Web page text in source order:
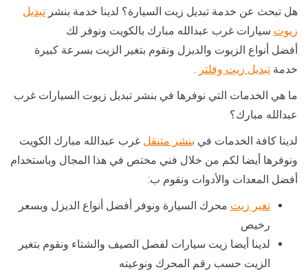
هل تبحث عن خدمة تبديل زيت السيارة؟ لدينا خدمة بنشر تبديل
زيوت سيارات غرب عبدالله مبارك بالكويت ونوفر لك
أفضل أنواع الزيوت والديزل ونقوم بتغير الزيت بسرعة كبيرة
خدمة تبديل زيت وفلتر .
ما هي الخدمات التي نوفرها في بنشر تبديل زيوت السيارات غرب
عبدالله مبارك؟
لدينا كافة الخدمات في بنشر متنقل غرب عبدالله مبارك الكويت
ونوفرها أيضا لكم من خلال فني مختص في هذا المجال وباستخدام
أفضل المعدات والأدوات ونقوم ب:
تغير زيت محرك السيارة ونوفر أفضل أنواع الديزل وبسعر
رخيص
لدينا أيضا زيت سيارات لفصل الصيف والشتاء ونقوم بتغير
الزيت حسب رقم المحرك ونوعيته